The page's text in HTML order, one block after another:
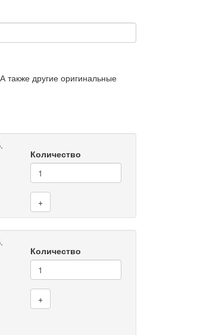
также другие оригинальные
Количество
+
Количество
+